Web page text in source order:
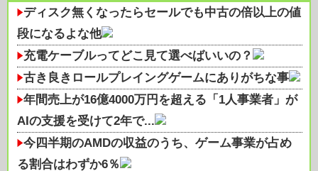
ディスク無くなったらセールでも中古の倍以上の値
段になるよな他
充電ケーブルってどこ見て選べばいいの？
古き良きロールプレイングゲームにありがちな事
年間売上が16億4000万円を超える「1人事業者」が
AIの支援を受けて2年で...
今四半期のAMDの収益のうち、ゲーム事業が占め
る割合はわずか6％